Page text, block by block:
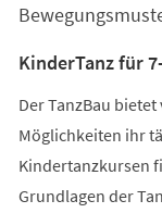
KinderTanz für
Der TanzBau
Möglichkeiten ihr
Kindertanzkursen
Grundlagen der